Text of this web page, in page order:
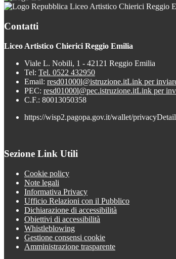
Liceo Artistico Chierici Reggio
Contatti
Liceo Artistico Chierici Reggio Emilia
Viale L. Nobili, 1 - 42121 Reggio Emilia
Tel: Tel. 0522 432950
Email: resd01000l@istruzione.itLink per
PEC: resd01000l@pec.istruzione.itLink per
C.F.: 80013050358
https://wisp2.pagopa.gov.it/wallet/
Sezione Link Utili
Cookie policy
Note legali
Informativa Privacy
Ufficio Relazioni con il Pubblico
Dichiarazione di accessibilità
Obiettivi di accessibilità
Whistleblowing
Gestione consensi cookie
Amministrazione trasparente